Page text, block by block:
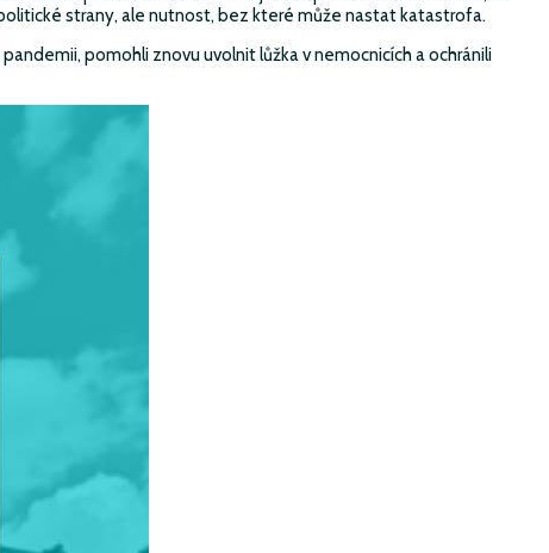
strany, ale nutnost, bez které může nastat katastrofa.
pomohli znovu uvolnit lůžka v nemocnicích a ochránili